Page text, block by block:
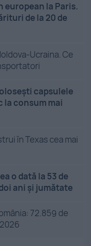
european la Paris.
de la 20 de
Ucraina. Ce
capsulele
la consum mai
în Texas cea mai
o dată la 53 de
ani și jumătate
72.859 de